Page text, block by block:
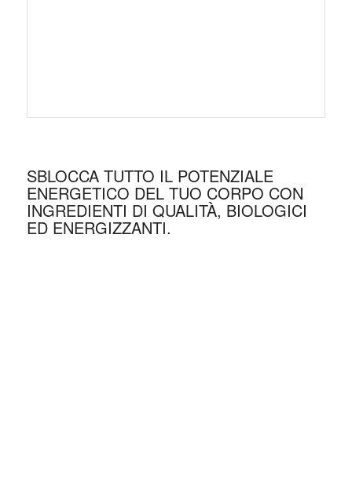
SBLOCCA TUTTO IL POTENZIALE
ENERGETICO DEL TUO CORPO CON
INGREDIENTI DI QUALITÀ, BIOLOGICI
ED ENERGIZZANTI.